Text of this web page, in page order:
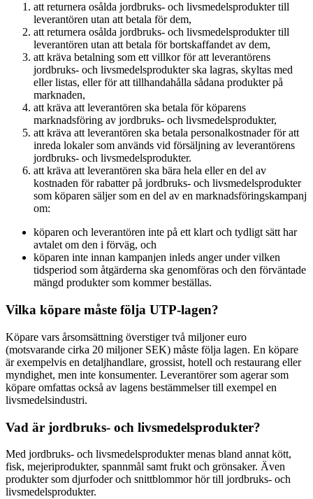
att returnera osålda jordbruks- och livsmedelsprodukter till
leverantören utan att betala för dem,
att returnera osålda jordbruks- och livsmedelsprodukter till
leverantören utan att betala för bortskaffandet av dem,
att kräva betalning som ett villkor för att leverantörens
jordbruks- och livsmedelsprodukter ska lagras, skyltas med
eller listas, eller för att tillhandahålla sådana produkter på
marknaden,
att kräva att leverantören ska betala för köparens
marknadsföring av jordbruks- och livsmedelsprodukter,
att kräva att leverantören ska betala personalkostnader för att
inreda lokaler som används vid försäljning av leverantörens
jordbruks- och livsmedelsprodukter.
att kräva att leverantören ska bära hela eller en del av
kostnaden för rabatter på jordbruks- och livsmedelsprodukter
som köparen säljer som en del av en marknadsföringskampanj
om:
köparen och leverantören inte på ett klart och tydligt sätt har
avtalet om den i förväg, och
köparen inte innan kampanjen inleds anger under vilken
tidsperiod som åtgärderna ska genomföras och den förväntade
mängd produkter som kommer beställas.
Vilka köpare måste följa UTP-lagen?
Köpare vars årsomsättning överstiger två miljoner euro
(motsvarande cirka 20 miljoner SEK) måste följa lagen. En köpare
är exempelvis en detaljhandlare, grossist, hotell och restaurang eller
myndighet, men inte konsumenter. Leverantörer som agerar som
köpare omfattas också av lagens bestämmelser till exempel en
livsmedelsindustri.
Vad är jordbruks- och livsmedelsprodukter?
Med jordbruks- och livsmedelsprodukter menas bland annat kött,
fisk, mejeriprodukter, spannmål samt frukt och grönsaker. Även
produkter som djurfoder och snittblommor hör till jordbruks- och
livsmedelsprodukter.